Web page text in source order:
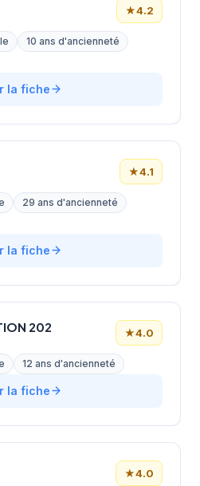
★4.2
10 ans d'ancienneté
la fiche
★4.1
29 ans d'ancienneté
la fiche
202 ★4.0
12 ans d'ancienneté
la fiche
★4.0